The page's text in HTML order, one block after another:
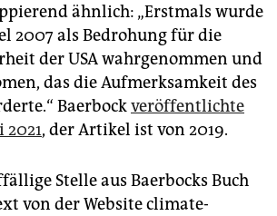
ähnlich: „Erstmals wurde
2007 als Bedrohung für die
der USA wahrgenommen und
das die Aufmerksamkeit des
Baerbockveröffentlichte
2021, der Artikel ist von 2019.
Stelle aus Baerbocks Buch
von der Website climate-